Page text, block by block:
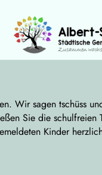
Inhalt
springen
Wir sagen tschüss
Sie die schulfreien
Kinder